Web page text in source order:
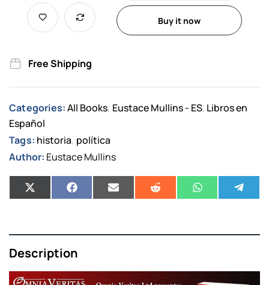
Buy it now
Free Shipping
Categories: All Books, Eustace Mullins - ES, Libros en
Español
Tags: historia, política
Author: Eustace Mullins
Description